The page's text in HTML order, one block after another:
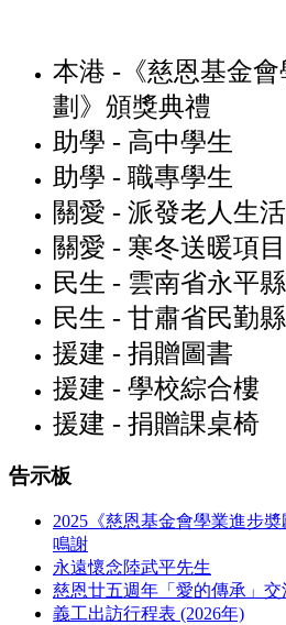
本港 -《慈恩基金
劃》頒獎典禮
助學 - 高中學生
助學 - 職專學生
關愛 - 派發老人生
關愛 - 寒冬送暖項目
民生 - 雲南省永平
民生 - 甘肅省民勤
援建 - 捐贈圖書
援建 - 學校綜合樓
援建 - 捐贈課桌椅
告示板
2025《慈恩基金會學業進步
鳴謝
永遠懷念陸武平先生
慈恩廿五週年「愛的傳承」交
義工出訪行程表 (2026年)